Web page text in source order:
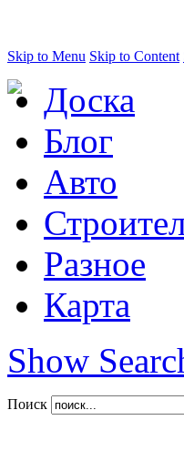
Skip to Menu Skip to Content
Доска
Блог
Авто
Разное
Карта
Show
Поиск